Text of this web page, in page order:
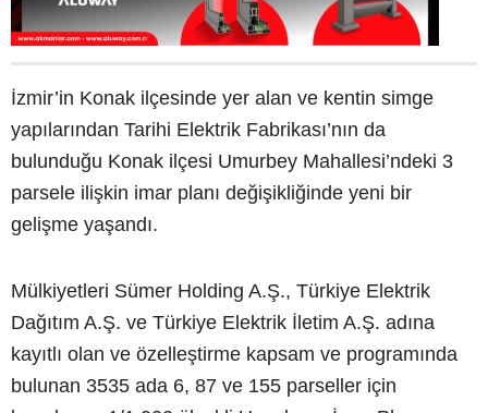
İzmir’in Konak ilçesinde yer alan ve kentin simge
yapılarından Tarihi Elektrik Fabrikası’nın da
bulunduğu Konak ilçesi Umurbey Mahallesi’ndeki 3
parsele ilişkin imar planı değişikliğinde yeni bir
gelişme yaşandı.
Mülkiyetleri Sümer Holding A.Ş., Türkiye Elektrik
Dağıtım A.Ş. ve Türkiye Elektrik İletim A.Ş. adına
kayıtlı olan ve özelleştirme kapsam ve programında
bulunan 3535 ada 6, 87 ve 155 parseller için